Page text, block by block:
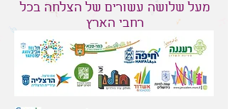
מעל שלושה עשורים של הצלחה בכל
רחבי הארץ